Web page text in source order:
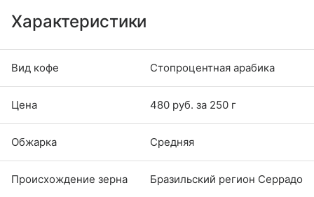
Характеристики
Вид кофе Стопроцентная арабика
Цена 480 руб. за 250 г
Обжарка Средняя
Происхождение зерна Бразильский регион Серрадо